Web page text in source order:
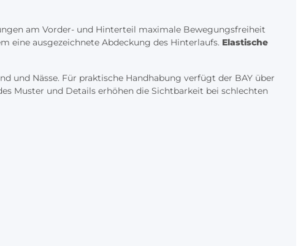
am Vorder- und Hinterteil maximale Bewegungsfreiheit
eine ausgezeichnete Abdeckung des Hinterlaufs. Elastische
und Nässe. Für praktische Handhabung verfügt der BAY über
Muster und Details erhöhen die Sichtbarkeit bei schlechten